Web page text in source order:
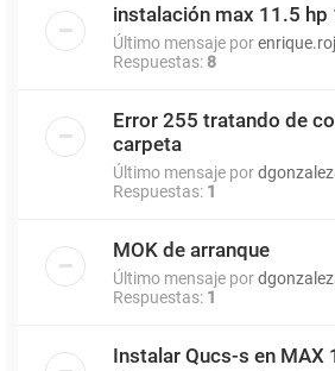
instalación max 11.5 hp
Último mensaje por
Respuestas: 8
Error 255 tratando de
carpeta
Último mensaje por
Respuestas: 1
MOK de arranque
Último mensaje por
Respuestas: 1
Instalar Qucs-s en MAX